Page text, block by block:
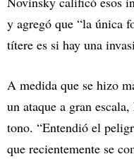
y agregó que “la única
títere es si hay una
A medida que se hizo
un ataque a gran
tono. “Entendió el
que recientemente se